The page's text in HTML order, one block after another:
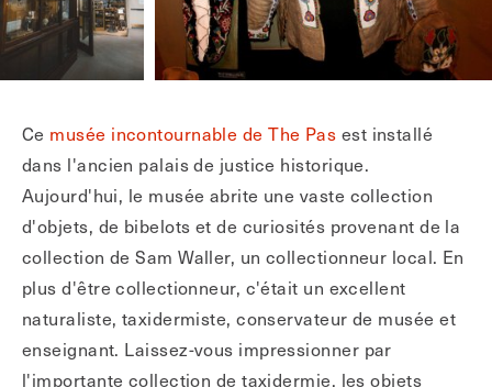
Ce musée incontournable de The Pas est installé
dans l'ancien palais de justice historique.
Aujourd'hui, le musée abrite une vaste collection
d'objets, de bibelots et de curiosités provenant de la
collection de Sam Waller, un collectionneur local. En
plus d'être collectionneur, c'était un excellent
naturaliste, taxidermiste, conservateur de musée et
enseignant. Laissez-vous impressionner par
l'importante collection de taxidermie, les objets